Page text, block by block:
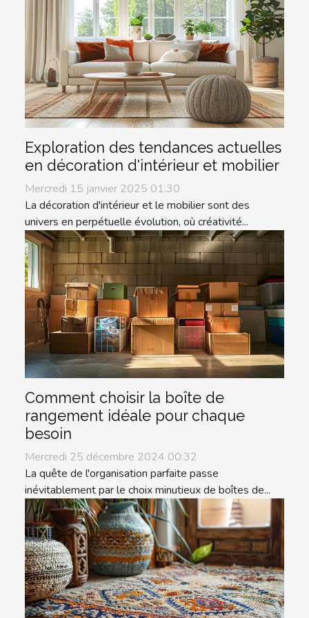
Exploration des tendances actuelles
en décoration d'intérieur et mobilier
Mercredi 15 janvier 2025 01:30
La décoration d'intérieur et le mobilier sont des
univers en perpétuelle évolution, où créativité...
Comment choisir la boîte de
rangement idéale pour chaque
besoin
Mercredi 25 décembre 2024 00:32
La quête de l'organisation parfaite passe
inévitablement par le choix minutieux de boîtes de...